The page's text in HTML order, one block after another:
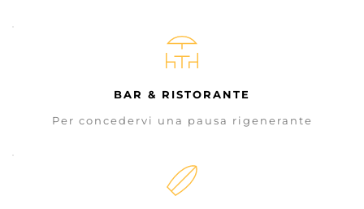
BAR & RISTORANTE
Per concedervi una pausa rigenerante